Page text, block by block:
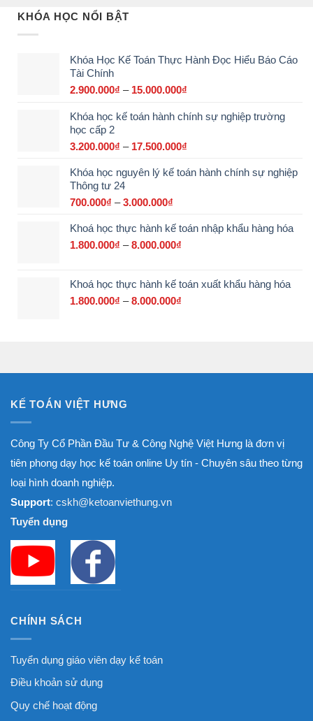
KHÓA HỌC NỔI BẬT
Khóa Học Kế Toán Thực Hành Đọc Hiểu Báo Cáo
Tài Chính
2.900.000₫ – 15.000.000₫
từ
Khóa học kế toán hành chính sự nghiệp trường
học cấp 2
3.200.000₫ – 17.500.000₫
từ
Khóa học nguyên lý kế toán hành chính sự nghiệp
Thông tư 24
700.000₫ – 3.000.000₫
từ
700.000₫
Khoá học thực hành kế toán nhập khẩu hàng hóa
1.800.000₫ – 8.000.000₫
1.800.000₫
Khoá học thực hành kế toán xuất khẩu hàng hóa
1.800.000₫ – 8.000.000₫
KẾ TOÁN VIỆT HƯNG
Công Ty Cổ Phần Đầu Tư & Công Nghệ Việt Hưng là đơn vị
tiên phong dạy học kế toán online Uy tín - Chuyên sâu theo từng
loại hình doanh nghiệp.
Support: cskh@ketoanviethung.vn
Tuyển dụng
CHÍNH SÁCH
Tuyển dụng giáo viên dạy kế toán
Điều khoản sử dụng
Quy chế hoạt động